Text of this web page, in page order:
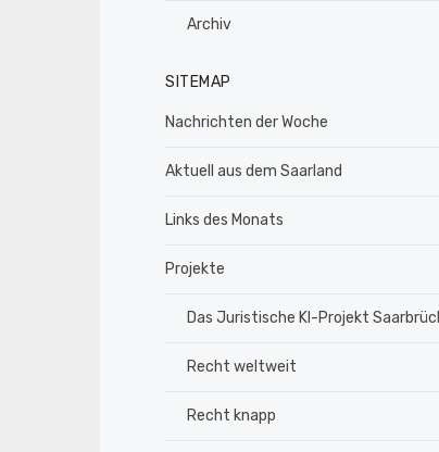
Archiv
SITEMAP
Nachrichten der Woche
Aktuell aus dem Saarland
Links des Monats
Projekte
Das Juristische KI-Projekt
Recht weltweit
Recht knapp